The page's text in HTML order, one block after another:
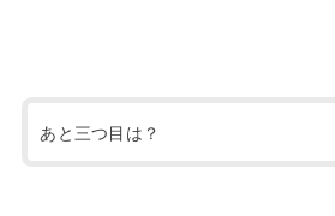
あと三つ目は？